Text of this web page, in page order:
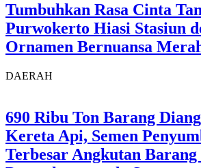
Tumbuhkan Rasa Cinta
Purwokerto Hiasi Stasiun
Ornamen Bernuansa
DAERAH
690 Ribu Ton Barang
Kereta Api, Semen
Terbesar Angkutan